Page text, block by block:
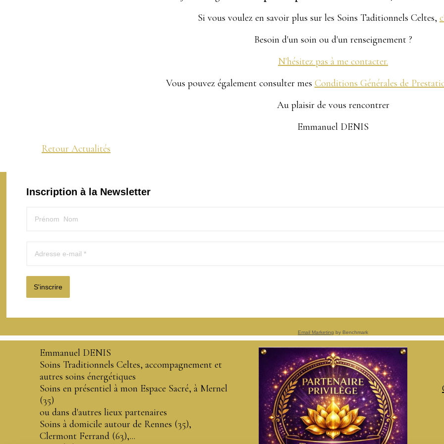
Si vous voulez en savoir plus sur les Soins Taditionnels Celtes,
Besoin d'un soin ou d'un renseignement ?
N'hésitez pas à me contacter.
Vous pouvez également consulter mes Conditions Générales de
Au plaisir de vous rencontrer
Emmanuel DENIS
Retour Actualités
Inscription à la Newsletter
S'inscrire
Email Marketing by Benchmark
Emmanuel DENIS
Soins Traditionnels Celtes, accompagnement et
autres soins énergétiques
Soins en présentiel à mon Espace Sacré, à Mernel
(35)
ou dans d'autres lieux partenaires
Soins à domicile autour de Rennes (35),
Clermont Ferrand (63),...